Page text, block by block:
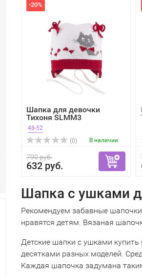
-20%
Шапка для девочки
Тихоня SLMM3
48-52
(0)
В наличии
790 руб.
632 руб.
Шапка с ушками
Рекомендуем забавные
нравятся детям. Вязаная
Детские шапки с ушками купить
десятками разных моделей.
Каждая шапочка задумана